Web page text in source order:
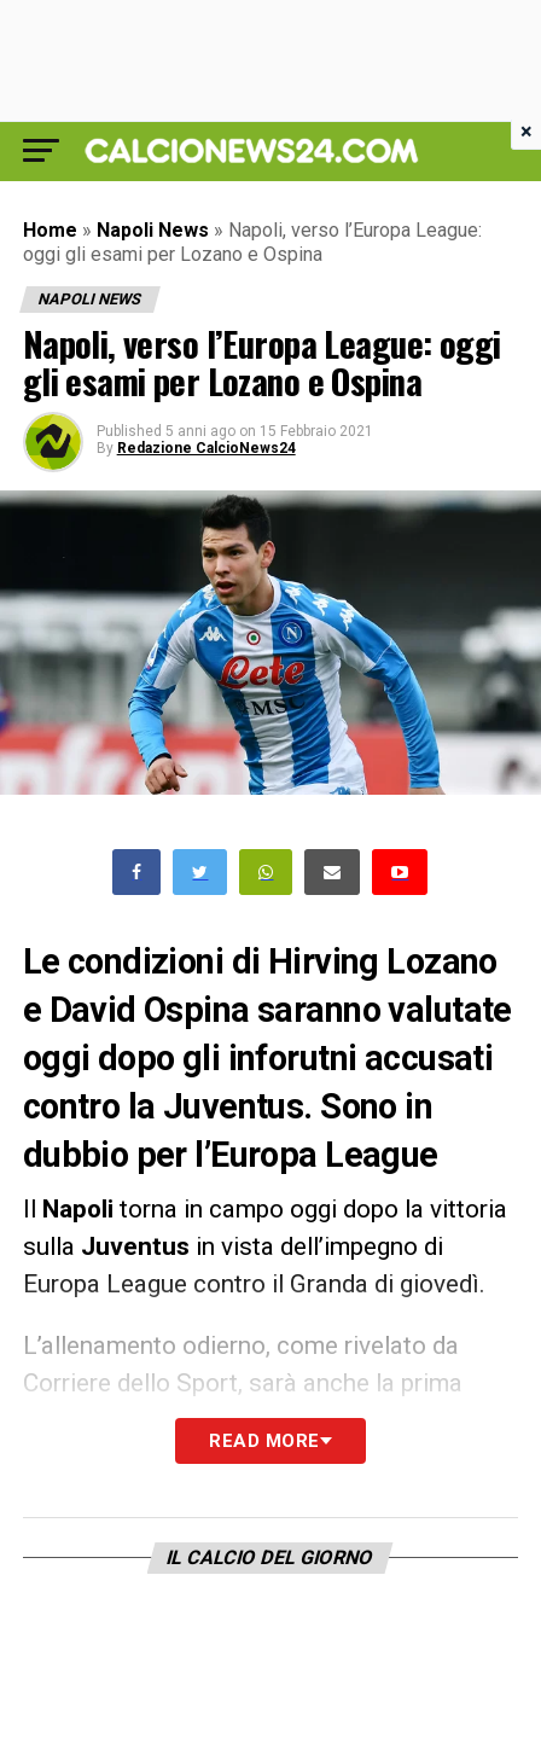
Home » Napoli News » Napoli, verso l’Europa League:
oggi gli esami per Lozano e Ospina
NAPOLI NEWS
Napoli, verso l’Europa League: oggi
gli esami per Lozano e Ospina
Published 5 anni ago on 15 Febbraio 2021
By Redazione CalcioNews24
Le condizioni di Hirving Lozano
e David Ospina saranno valutate
oggi dopo gli inforutni accusati
contro la Juventus. Sono in
dubbio per l’Europa League
Napoli torna in campo oggi dopo la vittoria
sulla Juventus in vista dell’impegno di
Europa League contro il Granda di giovedì.
L’allenamento odierno, come rivelato da
Corriere dello Sport, sarà anche la prima
opportunità per valutare le condizioni di
Hirving Lozano e David Ospina
READ MORE
IL CALCIO DEL GIORNO
×